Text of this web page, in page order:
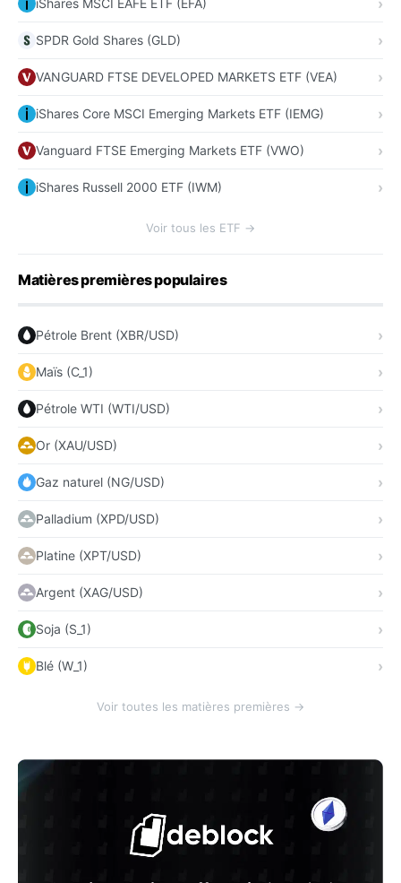
iShares MSCI EAFE ETF (EFA)
SPDR Gold Shares (GLD)
VANGUARD FTSE DEVELOPED MARKETS ETF (VEA)
iShares Core MSCI Emerging Markets ETF (IEMG)
Vanguard FTSE Emerging Markets ETF (VWO)
iShares Russell 2000 ETF (IWM)
Voir tous les ETF →
Matières premières populaires
Pétrole Brent (XBR/USD)
Maïs (C_1)
Pétrole WTI (WTI/USD)
Or (XAU/USD)
Gaz naturel (NG/USD)
Palladium (XPD/USD)
Platine (XPT/USD)
Argent (XAG/USD)
Soja (S_1)
Blé (W_1)
Voir toutes les matières premières →